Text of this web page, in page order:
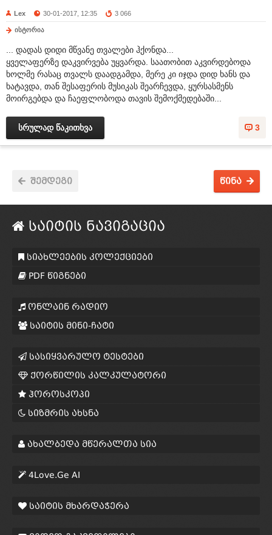
Lex 30-01-2017, 12:35 3 066
ისტორია
... დადას დიდი მწვანე თვალები ჰქონდა...
ყველაფერზე დაკვირვება უყვარდა. საათობით აკვირდებოდა
ხოლმე რასაც თვალს დაადგამდა, მერე კი იჯდა დიდ ხანს და
ხატავდა, თან შესაფერის მუსიკას შეარჩევდა, ყურსასმენს
მოირგებდა და ჩაეფლობოდა თავის შემოქმედებაში...
3
სრულად წაკითხვა
წინა
შემდეგი
საიტის ნავიგაცია
სიახლეების კოლექციები
PDF წიგნები
ონლაინ რადიო
საიტის მინი-ჩატი
სასიყვარულო ტესტები
ქორწილის კალკულატორი
ჰოროსკოპი
სიზმრის ახსნა
ახალბედა მწერალთა სია
4Love.Ge AI
საიტის მხარდაჭერა